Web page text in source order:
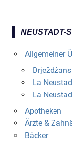
NEUSTADT-
Allgemeiner
La
La
Apotheken
Ärzte &
Bäcker